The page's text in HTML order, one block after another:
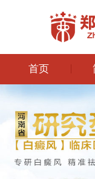
首页